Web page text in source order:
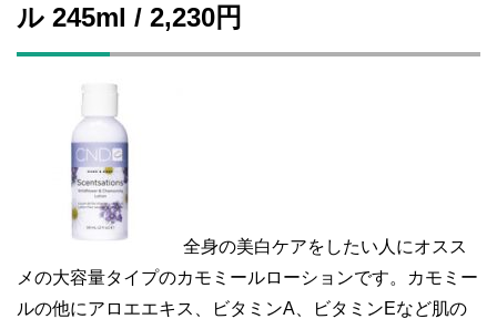
ル 245ml / 2,230円
全身の美白ケアをしたい人にオスス
メの大容量タイプのカモミールローションです。カモミー
ルの他にアロエエキス、ビタミンA、ビタミンEなど肌の